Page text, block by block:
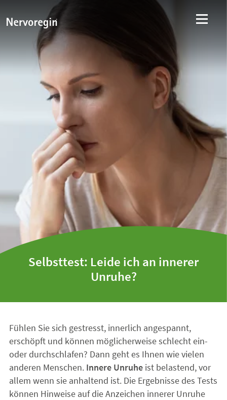
Selbsttest: Leide ich an innerer
Unruhe?
Fühlen Sie sich gestresst, innerlich angespannt,
erschöpft und können möglicherweise schlecht ein-
oder durchschlafen? Dann geht es Ihnen wie vielen
anderen Menschen. Innere Unruheist belastend, vor
allem wenn sie anhaltend ist. Die Ergebnisse des Tests
können Hinweise auf die Anzeichen innerer Unruhe